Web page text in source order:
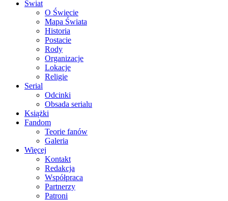
Świat
O Świecie
Mapa Świata
Historia
Postacie
Rody
Organizacje
Lokacje
Religie
Serial
Odcinki
Obsada serialu
Książki
Fandom
Teorie fanów
Galeria
Więcej
Kontakt
Redakcja
Współpraca
Partnerzy
Patroni